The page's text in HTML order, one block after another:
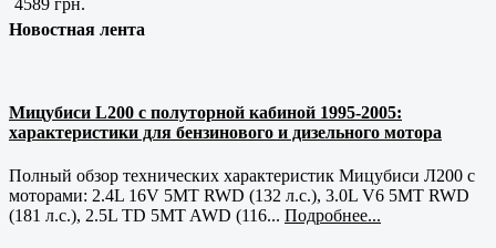
Новостная лента
Мицубиси L200 с полуторной кабиной 1995-2005:
характеристики для бензинового и дизельного мотора
Полный обзор технических характеристик Мицубиси Л200 с
моторами: 2.4L 16V 5MT RWD (132 л.с.), 3.0L V6 5MT RWD
(181 л.с.), 2.5L TD 5MT AWD (116... Подробнее...